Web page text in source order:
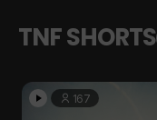
TNF SHORTS
167